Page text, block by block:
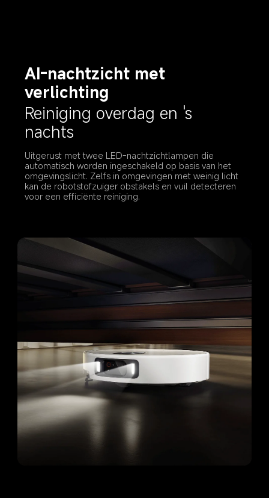
AI-nachtzicht met
verlichting
Reiniging overdag en 's
nachts
Uitgerust met twee LED-nachtzichtlampen die
automatisch worden ingeschakeld op basis van het
omgevingslicht. Zelfs in omgevingen met weinig licht
kan de robotstofzuiger obstakels en vuil detecteren
voor een efficiënte reiniging.